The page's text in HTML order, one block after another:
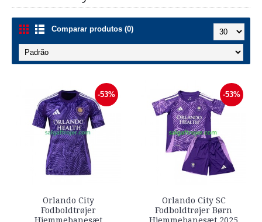
Comparar produtos (0)
-53%
Orlando City
Fodboldtrøjer
-53%
Orlando City SC
Fodboldtrøjer Børn